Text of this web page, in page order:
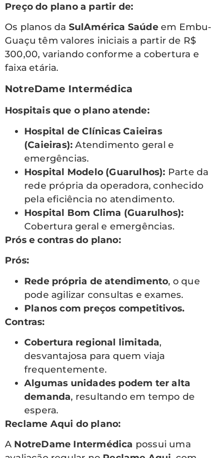
Preço do plano a partir de:
Os planos da SulAmérica Saúdeem Embu-
Guaçu têm valores iniciais a partir de R$
300,00, variando conforme a cobertura e
faixa etária.
NotreDame Intermédica
Hospitais que o plano atende:
Hospital de Clínicas Caieiras
(Caieiras): Atendimento geral e
emergências.
Hospital Modelo (Guarulhos): Parte da
rede própria da operadora, conhecido
pela eficiência no atendimento.
Hospital Bom Clima (Guarulhos):
Cobertura geral e emergências.
Prós e contras do plano:
Prós:
Rede própria de atendimento, o que
pode agilizar consultas e exames.
Planos com preços competitivos.
Contras:
Cobertura regional limitada,
desvantajosa para quem viaja
frequentemente.
Algumas unidades podem ter alta
demanda, resultando em tempo de
espera.
Reclame Aqui do plano:
A NotreDame Intermédica possui uma